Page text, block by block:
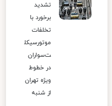
تشدید
برخورد با
تخلفات
موتورسیکل
ت‌سواران
در خطوط
ویژه تهران
از شنبه